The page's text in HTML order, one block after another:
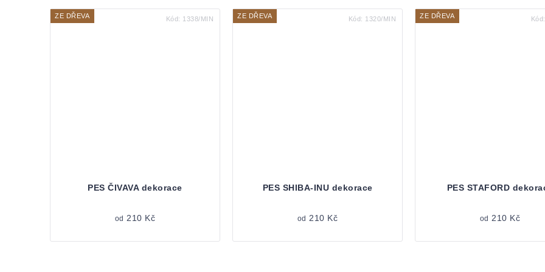
ZE DŘEVA
PES ČIVAVA dekorace
od 210 Kč
Kód: 1338/MIN ZE DŘEVA
PES SHIBA-INU dekorace
od 210 Kč
Kód: 1320/MIN ZE DŘEVA
PES STAFORD
od 210 Kč
Kód: